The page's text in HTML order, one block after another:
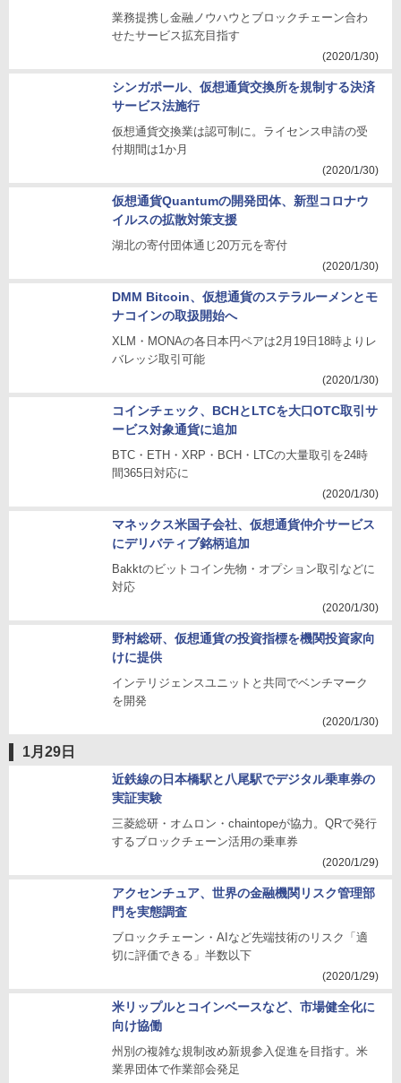
業務提携し金融ノウハウとブロックチェーン合わ
せたサービス拡充目指す
(2020/1/30)
シンガポール、仮想通貨交換所を規制する決済
サービス法施行
仮想通貨交換業は認可制に。ライセンス申請の受
付期間は1か月
(2020/1/30)
仮想通貨Quantumの開発団体、新型コロナウ
イルスの拡散対策支援
湖北の寄付団体通じ20万元を寄付
(2020/1/30)
DMM Bitcoin、仮想通貨のステラルーメンとモ
ナコインの取扱開始へ
XLM・MONAの各日本円ペアは2月19日18時よりレ
バレッジ取引可能
(2020/1/30)
コインチェック、BCHとLTCを大口OTC取引サ
ービス対象通貨に追加
BTC・ETH・XRP・BCH・LTCの大量取引を24時
間365日対応に
(2020/1/30)
マネックス米国子会社、仮想通貨仲介サービス
にデリバティブ銘柄追加
Bakktのビットコイン先物・オプション取引などに
対応
(2020/1/30)
野村総研、仮想通貨の投資指標を機関投資家向
けに提供
インテリジェンスユニットと共同でベンチマーク
を開発
(2020/1/30)
1月29日
近鉄線の日本橋駅と八尾駅でデジタル乗車券の
実証実験
三菱総研・オムロン・chaintopeが協力。QRで発行
するブロックチェーン活用の乗車券
(2020/1/29)
アクセンチュア、世界の金融機関リスク管理部
門を実態調査
ブロックチェーン・AIなど先端技術のリスク「適
切に評価できる」半数以下
(2020/1/29)
米リップルとコインベースなど、市場健全化に
向け協働
州別の複雑な規制改め新規参入促進を目指す。米
業界団体で作業部会発足